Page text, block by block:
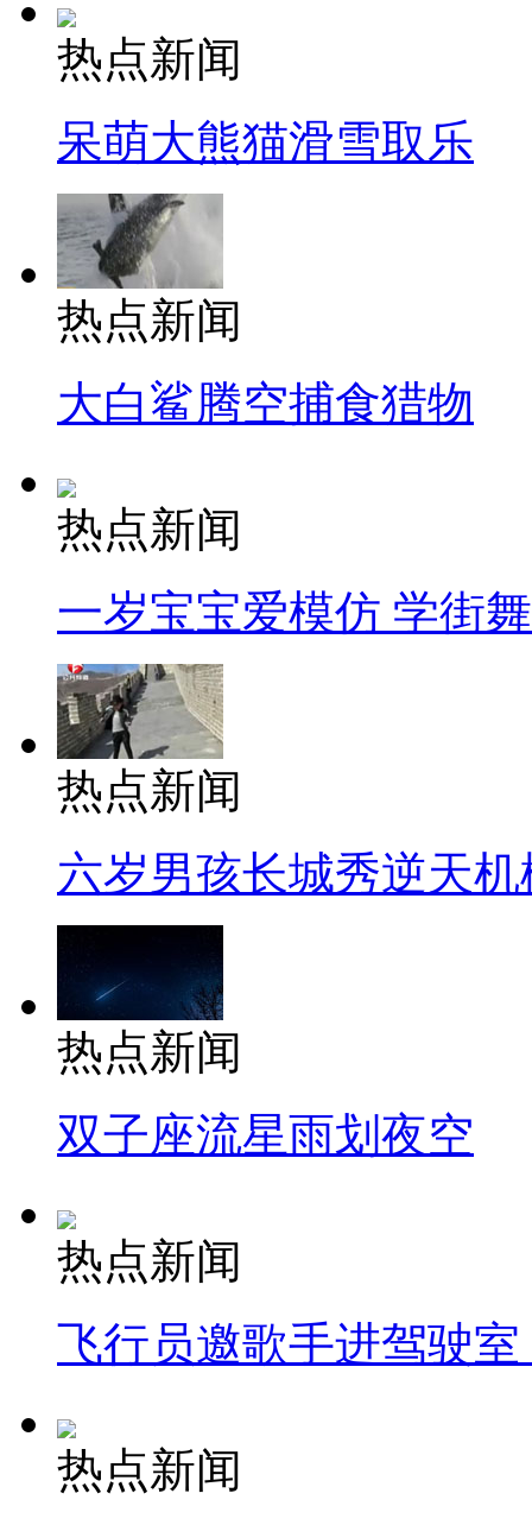
热点新闻
呆萌大熊猫滑雪取乐
热点新闻
大白鲨腾空捕食猎物
热点新闻
一岁宝宝爱模仿 学街
热点新闻
六岁男孩长城秀逆天机
热点新闻
双子座流星雨划夜空
热点新闻
飞行员邀歌手进驾驶
热点新闻